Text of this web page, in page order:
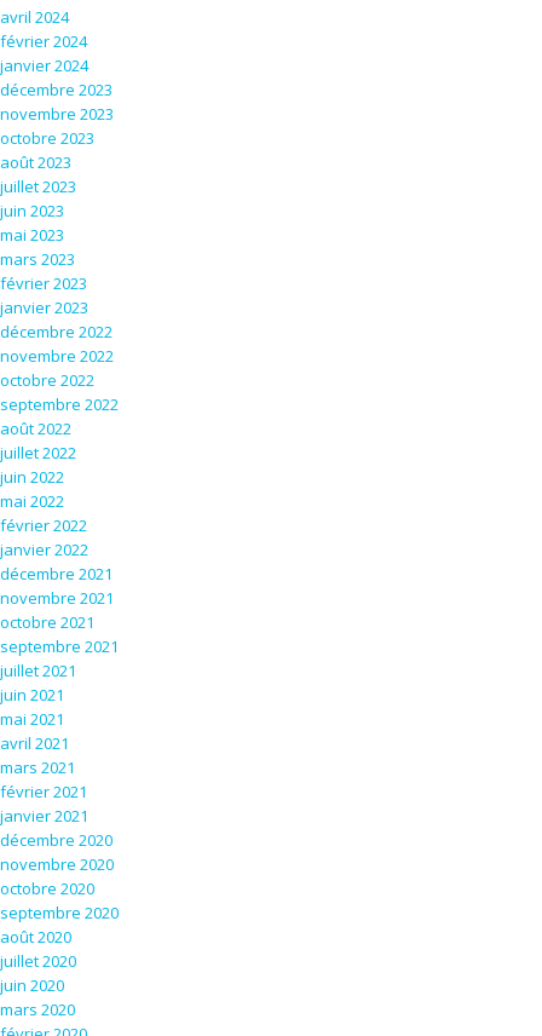
avril 2024
février 2024
janvier 2024
décembre 2023
novembre 2023
octobre 2023
août 2023
juillet 2023
juin 2023
mai 2023
mars 2023
février 2023
janvier 2023
décembre 2022
novembre 2022
octobre 2022
septembre 2022
août 2022
juillet 2022
juin 2022
mai 2022
février 2022
janvier 2022
décembre 2021
novembre 2021
octobre 2021
septembre 2021
juillet 2021
juin 2021
mai 2021
avril 2021
mars 2021
février 2021
janvier 2021
décembre 2020
novembre 2020
octobre 2020
septembre 2020
août 2020
juillet 2020
juin 2020
mars 2020